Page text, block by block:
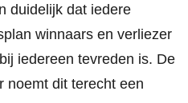
duidelijk dat iedere
winnaars en verliezer
iedereen tevreden is. De
noemt dit terecht een